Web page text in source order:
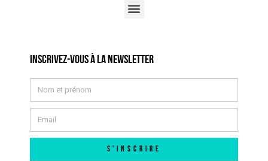
Inscrivez-vous à la newsletter
S'INSCRIRE